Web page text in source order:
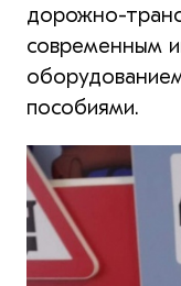
дорожно-
современным
пособиями.